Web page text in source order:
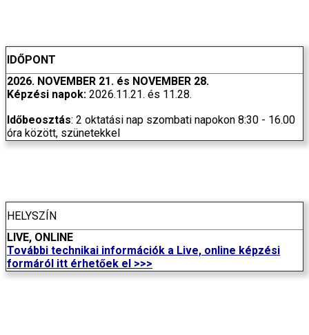
IDŐPONT
2026. NOVEMBER 21. és NOVEMBER 28.
Képzési napok: 2026.11.21. és 11.28.
Időbeosztás: 2 oktatási nap szombati napokon 8:30 - 16.00
óra között, szünetekkel
HELYSZÍN
LIVE, ONLINE
További technikai információk a Live, online képzési
formáról itt érhetőek el >>>